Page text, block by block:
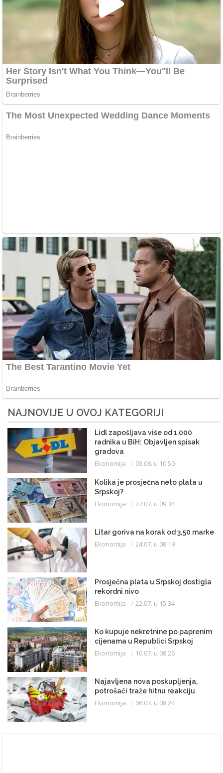
NAJNOVIJE U OVOJ KATEGORIJI
Lidl zapošljava više od 1.000
radnika u BiH: Objavljen spisak
gradova
Ekonomija 03.08. u 10:50
Kolika je prosječna neto plata u
Srpskoj?
Ekonomija 27.07. u 09:34
Litar goriva na korak od 3,50 marke
Ekonomija 24.07. u 08:19
Prosječna plata u Srpskoj dostigla
rekordni nivo
Ekonomija 22.07. u 15:34
Ko kupuje nekretnine po paprenim
cijenama u Republici Srpskoj
Ekonomija 10.07. u 08:26
Najavljena nova poskupljenja,
potrošači traže hitnu reakciju
Ekonomija 06.07. u 08:24